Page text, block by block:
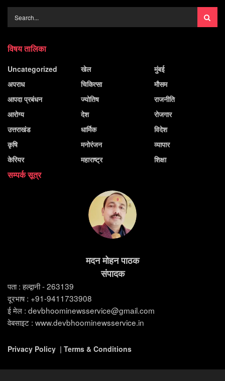
विषय तालिका
Uncategorized
अपराध
आपदा प्रबंधन
आरोग्य
उत्तराखंड
कृषि
केरियर
खेल
चिकित्सा
ज्योतिष
देश
धार्मिक
मनोरंजन
महाराष्ट्र
मुंबई
मौसम
राजनीति
रोजगार
विदेश
व्यापार
शिक्षा
सम्पर्क सूत्र
मदन मोहन पाठक
संपादक
पता : हल्द्वानी - 263139
दूरभाष : +91-9411733908
ई मेल : devbhoominewsservice@gmail.com
वेबसाइट : www.devbhoominewsservice.in
Privacy Policy | Terms & Conditions